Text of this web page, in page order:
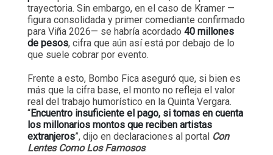
trayectoria. Sin embargo, en el caso de Kramer —
figura consolidada y primer comediante confirmado
para Viña 2026— se habría acordado 40 millones
de pesos, cifra que aún así está por debajo de lo
que suele cobrar por evento.
Frente a esto, Bombo Fica aseguró que, si bien es
más que la cifra base, el monto no refleja el valor
real del trabajo humorístico en la Quinta Vergara.
“Encuentro insuficiente el pago, si tomas en cuenta
los millonarios montos que reciben artistas
extranjeros”, dijo en declaraciones al portal Con
Lentes Como Los Famosos.